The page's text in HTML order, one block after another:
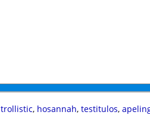
trollistic, hosannah, testitulos,